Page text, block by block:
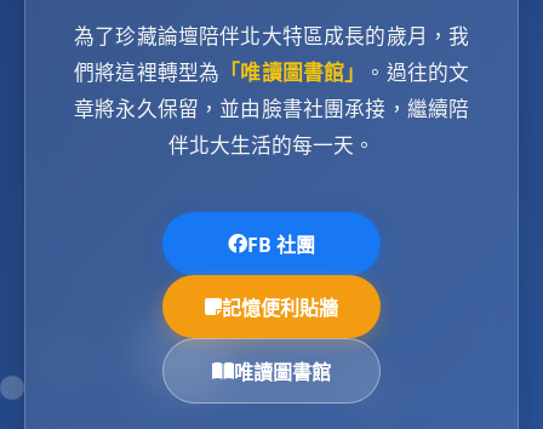
為了珍藏論壇陪伴北大特區成長的歲月，我
們將這裡轉型為 「唯讀圖書館」
。過往的文
章將永久保留，並由臉書社團承接，繼續陪
伴北大生活的每一天。
FB 社團
記憶便利貼牆
唯讀圖書館